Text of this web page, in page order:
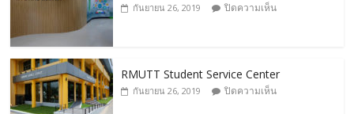
กันยายน 26, 2019 ปิดความเห็น
RMUTT Student Service Center
กันยายน 26, 2019 ปิดความเห็น